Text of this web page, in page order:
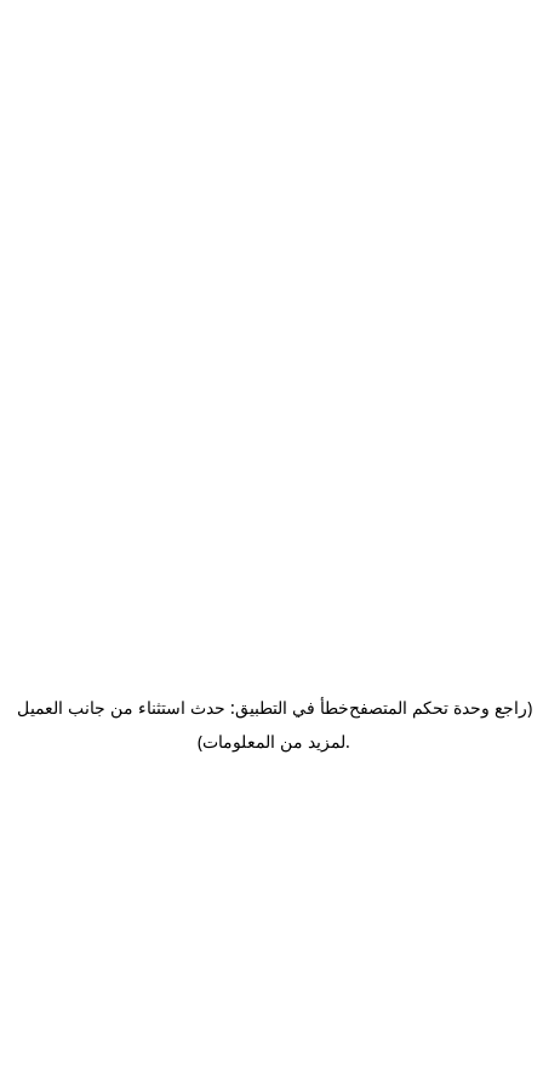
خطأ في التطبيق: حدث استثناء من جانب العميل(راجع وحدة تحكم المتصفح
لمزيد من المعلومات).